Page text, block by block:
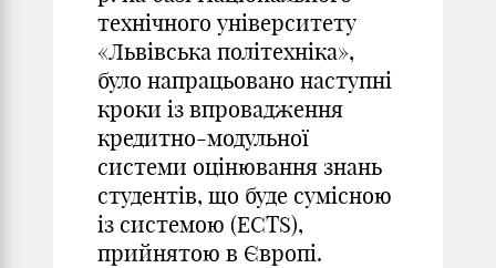
технічного університету
«Львівська політехніка»,
було напрацьовано наступні
кроки із впровадження
кредитно-модульної
системи оцінювання знань
студентів, що буде сумісною
із системою (ЕСТS),
прийнятою в Європі.